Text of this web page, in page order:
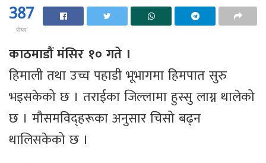
387
सेयर
काठमाडौं मंसिर १० गते ।
हिमाली तथा उच्च पहाडी भूभागमा हिमपात सुरु
भइसकेको छ । तराईका जिल्लामा हुस्सु लाग्न थालेको
छ । मौसमविद्हरूका अनुसार चिसो बढ्न
थालिसकेको छ ।